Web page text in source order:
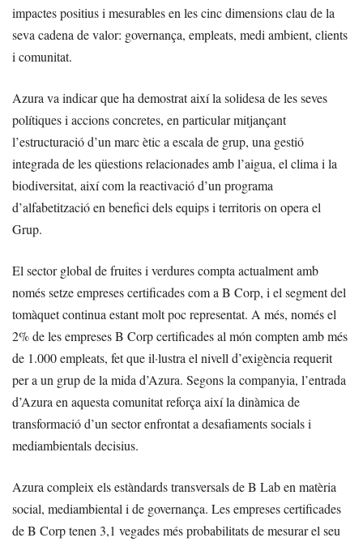
impactes positius i mesurables en les cinc dimensions clau de la
seva cadena de valor: governança, empleats, medi ambient, clients
i comunitat.
Azura va indicar que ha demostrat així la solidesa de les seves
polítiques i accions concretes, en particular mitjançant
l’estructuració d’un marc ètic a escala de grup, una gestió
integrada de les qüestions relacionades amb l’aigua, el clima i la
biodiversitat, així com la reactivació d’un programa
d’alfabetització en benefici dels equips i territoris on opera el
Grup.
El sector global de fruites i verdures compta actualment amb
només setze empreses certificades com a B Corp, i el segment del
tomàquet continua estant molt poc representat. A més, només el
2% de les empreses B Corp certificades al món compten amb més
de 1.000 empleats, fet que il·lustra el nivell d’exigència requerit
per a un grup de la mida d’Azura. Segons la companyia, l’entrada
d’Azura en aquesta comunitat reforça així la dinàmica de
transformació d’un sector enfrontat a desafiaments socials i
mediambientals decisius.
Azura compleix els estàndards transversals de B Lab en matèria
social, mediambiental i de governança. Les empreses certificades
de B Corp tenen 3,1 vegades més probabilitats de mesurar el seu